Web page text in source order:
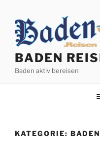
Inhalt
springen
BADEN
Baden aktiv bereisen
KATEGORIE: